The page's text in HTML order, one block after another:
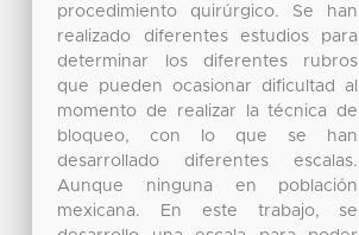
procedimiento quirúrgico. Se han
realizado diferentes estudios para
determinar los diferentes rubros
que pueden ocasionar dificultad al
momento de realizar la técnica de
bloqueo, con lo que se han
desarrollado diferentes escalas.
Aunque ninguna en población
mexicana. En este trabajo, se